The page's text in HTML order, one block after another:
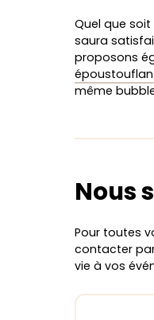
Quel que
saura
proposons
même
Nous
Pour toutes
contacter par
vie à vos